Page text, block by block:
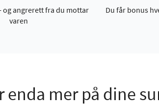
og angrerett fra du mottar
varen
Du får bonus
enda mer på dine